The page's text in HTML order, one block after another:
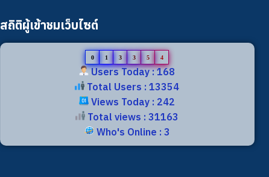
สถิติผู้เข้าชมเว็บไซต์
0 1 3 3 5 4
Users Today : 168
Total Users : 13354
Views Today : 242
Total views : 31163
Who's Online : 3